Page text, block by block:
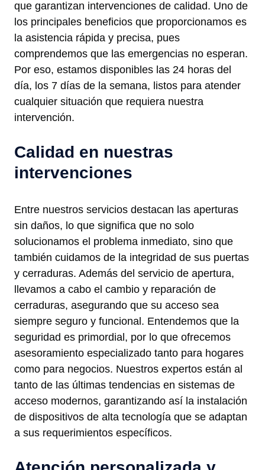
que garantizan intervenciones de calidad. Uno de
los principales beneficios que proporcionamos es
la asistencia rápida y precisa, pues
comprendemos que las emergencias no esperan.
Por eso, estamos disponibles las 24 horas del
día, los 7 días de la semana, listos para atender
cualquier situación que requiera nuestra
intervención.
Calidad en nuestras
intervenciones
Entre nuestros servicios destacan las aperturas
sin daños, lo que significa que no solo
solucionamos el problema inmediato, sino que
también cuidamos de la integridad de sus puertas
y cerraduras. Además del servicio de apertura,
llevamos a cabo el cambio y reparación de
cerraduras, asegurando que su acceso sea
siempre seguro y funcional. Entendemos que la
seguridad es primordial, por lo que ofrecemos
asesoramiento especializado tanto para hogares
como para negocios. Nuestros expertos están al
tanto de las últimas tendencias en sistemas de
acceso modernos, garantizando así la instalación
de dispositivos de alta tecnología que se adaptan
a sus requerimientos específicos.